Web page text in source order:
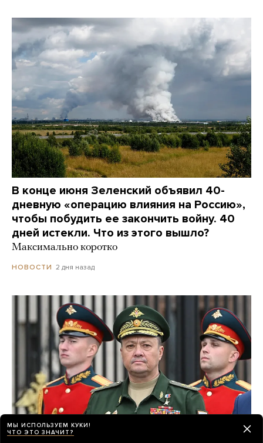
В конце июня Зеленский объявил 40-
дневную «операцию влияния на Россию»,
чтобы побудить ее закончить войну. 40
дней истекли. Что из этого вышло?
Максимально коротко
НОВОСТИ 2 дня назад
МЫ ИСПОЛЬЗУЕМ КУКИ!
ЧТО ЭТО ЗНАЧИТ?